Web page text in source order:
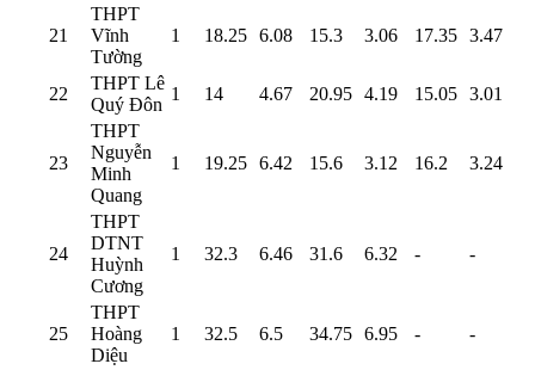
21
THPT
Vĩnh
Tường
1 18.25 6.08 15.3 3.06 17.35 3.47
22
THPT Lê
Quý Đôn
1 14 4.67 20.95 4.19 15.05 3.01
23
THPT
Nguyễn
Minh
Quang
1 19.25 6.42 15.6 3.12 16.2 3.24
24
THPT
DTNT
Huỳnh
Cương
1 32.3 6.46 31.6 6.32 - -
25
THPT
Hoàng
Diệu
1 32.5 6.5 34.75 6.95 - -